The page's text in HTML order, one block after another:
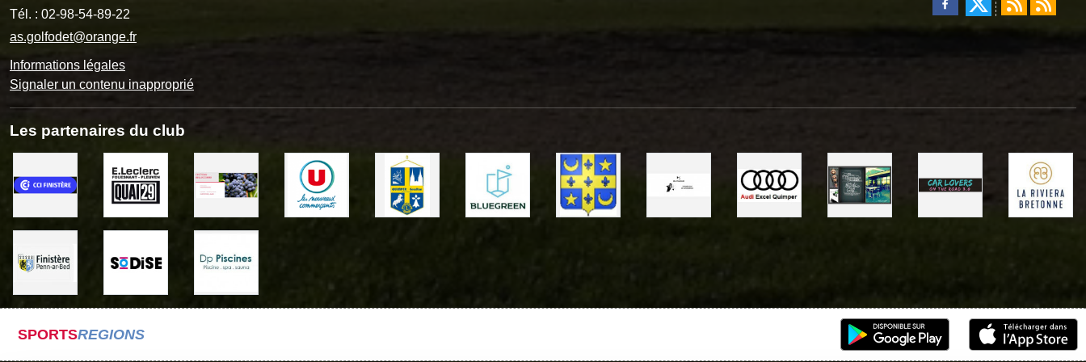
Tél. : 02-98-54-89-22
as.golfodet@orange.fr
Informations légales
Signaler un contenu inapproprié
Les partenaires du club
SPORTSREGIONS